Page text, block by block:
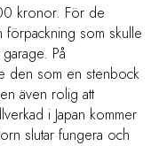
kronor. För de
förpackning som skulle
På
den som en stenbock
även rolig att
i Japan kommer
slutar fungera och